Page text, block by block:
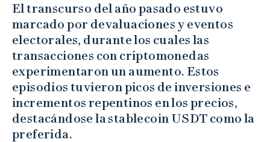
El transcurso del año pasado estuvo
marcado por devaluaciones y eventos
electorales, durante los cuales las
transacciones con criptomonedas
experimentaron un aumento. Estos
episodios tuvieron picos de inversiones e
incrementos repentinos en los precios,
destacándose la stablecoin USDT como la
preferida.